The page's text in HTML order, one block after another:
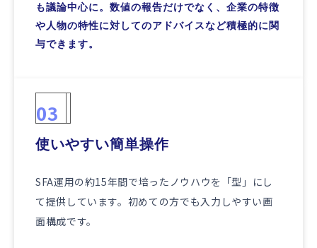
も議論中心に。数値の報告だけでなく、企業の特徴
や人物の特性に対してのアドバイスなど積極的に関
与できます。
03
使いやすい簡単操作
SFA運用の約15年間で培ったノウハウを「型」にし
て提供しています。初めての方でも入力しやすい画
面構成です。